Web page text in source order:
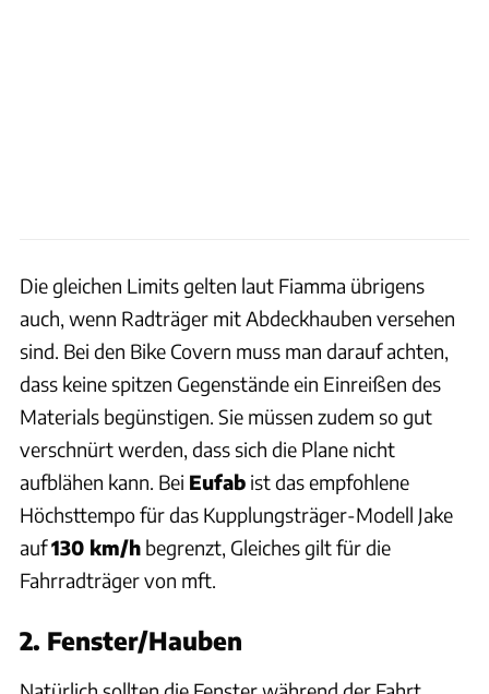
Die gleichen Limits gelten laut Fiamma übrigens
auch, wenn Radträger mit Abdeckhauben versehen
sind. Bei den Bike Covern muss man darauf achten,
dass keine spitzen Gegenstände ein Einreißen des
Materials begünstigen. Sie müssen zudem so gut
verschnürt werden, dass sich die Plane nicht
aufblähen kann. Bei Eufab ist das empfohlene
Höchsttempo für das Kupplungsträger-Modell Jake
auf130 km/h begrenzt, Gleiches gilt für die
Fahrradträger von mft.
2. Fenster/Hauben